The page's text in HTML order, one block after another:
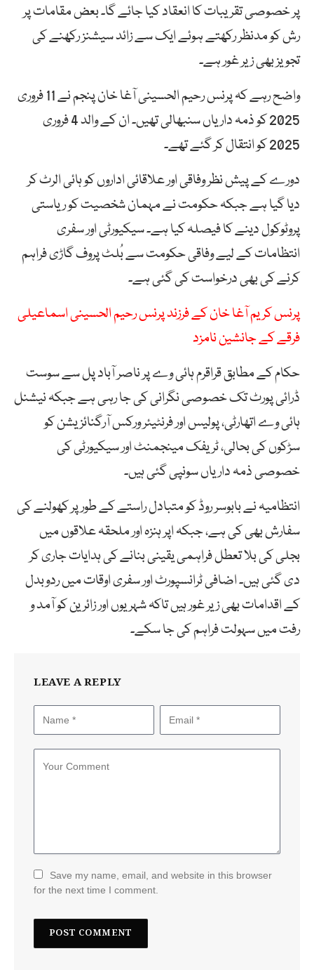
پر خصوصی تقریبات کا انعقاد کیا جائے گا۔ بعض مقامات پر
رش کو مدنظر رکھتے ہوئے ایک سے زائد سیشنز رکھنے کی
تجویز بھی زیر غور ہے۔
واضح رہے کہ پرنس رحیم الحسینی آغا خان پنجم نے 11 فروری
2025 کو ذمہ داریاں سنبھالی تھیں۔ ان کے والد 4 فروری
2025 کو انتقال کر گئے تھے۔
دورے کے پیش نظر وفاقی اور علاقائی اداروں کو ہائی الرٹ کر
دیا گیا ہے جبکہ حکومت نے مہمان شخصیت کو ریاستی
پروٹوکول دینے کا فیصلہ کیا ہے۔ سیکیورٹی اور سفری
انتظامات کے لیے وفاقی حکومت سے بُلٹ پروف گاڑی فراہم
کرنے کی بھی درخواست کی گئی ہے۔
پرنس کریم آغا خان کے فرزند پرنس رحیم الحسینی اسماعیلی
فرقے کے جانشین نامزد
حکام کے مطابق قراقرم ہائی وے پر ناصر آباد پل سے سوست
ڈرائی پورٹ تک خصوصی نگرانی کی جا رہی ہے جبکہ نیشنل
ہائی وے اتھارٹی، پولیس اور فرنٹیئر ورکس آرگنائزیشن کو
سڑکوں کی بحالی، ٹریفک مینجمنٹ اور سیکیورٹی کی
خصوصی ذمہ داریاں سونپی گئی ہیں۔
انتظامیہ نے بابوسر روڈ کو متبادل راستے کے طور پر کھولنے کی
سفارش بھی کی ہے، جبکہ اپر ہنزہ اور ملحقہ علاقوں میں
بجلی کی بلا تعطل فراہمی یقینی بنانے کی ہدایات جاری کر
دی گئی ہیں۔ اضافی ٹرانسپورٹ اور سفری اوقات میں ردوبدل
کے اقدامات بھی زیر غور ہیں تاکہ شہریوں اور زائرین کو آمد و
رفت میں سہولت فراہم کی جا سکے۔
LEAVE A REPLY
Save my name, email, and website in this browser
for the next time I comment.